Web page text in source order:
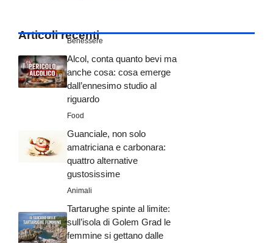
Articoli recenti
Benessere
Alcol, conta quanto bevi ma
anche cosa: cosa emerge
dall’ennesimo studio al
riguardo
Food
Guanciale, non solo
amatriciana e carbonara:
quattro alternative
gustosissime
Animali
Tartarughe spinte al limite:
sull’isola di Golem Grad le
femmine si gettano dalle